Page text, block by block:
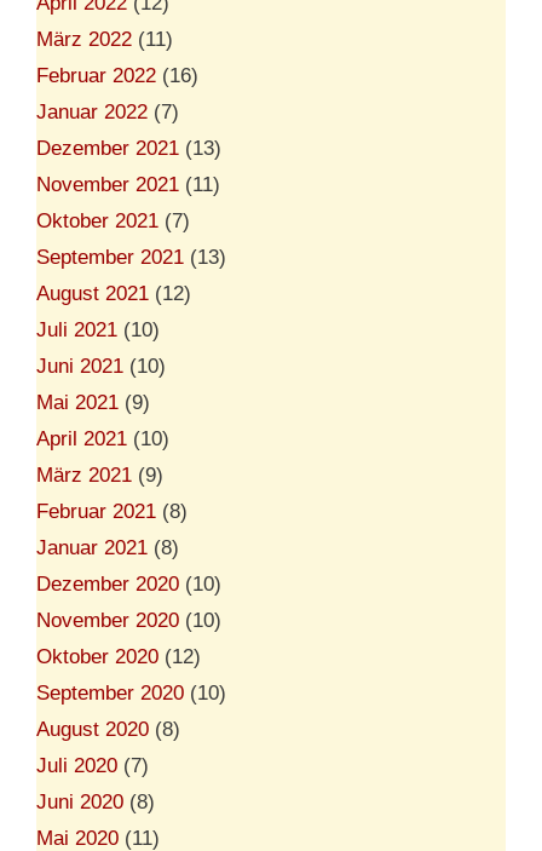
März 2022 (11)
Februar 2022 (16)
Januar 2022 (7)
Dezember 2021 (13)
November 2021 (11)
Oktober 2021 (7)
September 2021 (13)
August 2021 (12)
Juli 2021 (10)
Juni 2021 (10)
Mai 2021 (9)
April 2021 (10)
März 2021 (9)
Februar 2021 (8)
Januar 2021 (8)
Dezember 2020 (10)
November 2020 (10)
Oktober 2020 (12)
September 2020 (10)
August 2020 (8)
Juli 2020 (7)
Juni 2020 (8)
Mai 2020 (11)